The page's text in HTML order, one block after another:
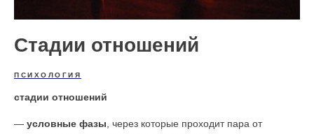
Стадии отношений
ПСИХОЛОГИЯ
стадии отношений
— условные фазы , через которые проходит пара от